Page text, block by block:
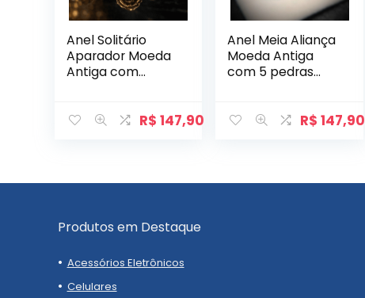
Anel Solitário
Aparador Moeda
Antiga com
R$ 147,90
Anel Meia Aliança
Moeda Antiga
com 5 pedras
Bahrein
R$ 147,90
Produtos em Destaque
Acessórios Eletrônicos
Celulares